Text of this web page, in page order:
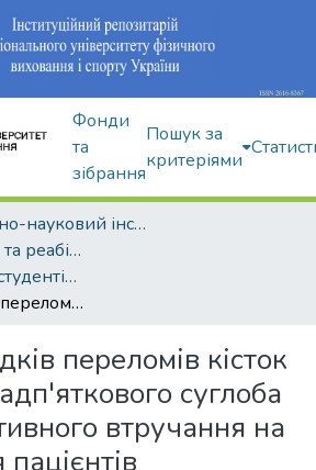
Фонди
та
зібрання
Пошук за
критеріями
Навчально-науковий інститут здоров'я, реабілітації та фізичного виховання
Кафедра терапії та реабілітації
Наукові роботи студентів і аспірантів
Вплив наслідків переломів кісток гомілково-надп'яткового суглоба після оперативного втручання на якість життя пацієнтів
переломів кісток
суглоба
втручання на